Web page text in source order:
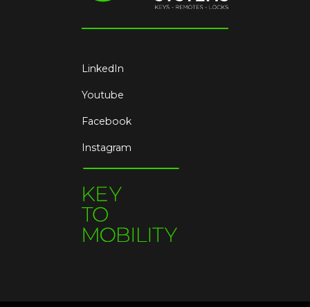
LinkedIn
Youtube
Facebook
Instagram